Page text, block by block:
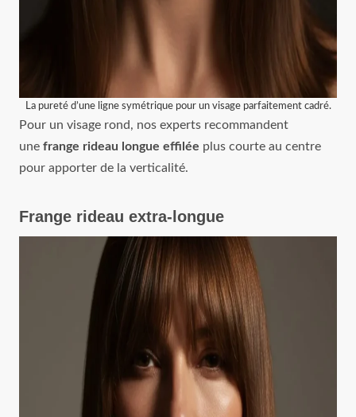
La pureté d’une ligne symétrique pour un visage parfaitement cadré.
Pour un visage rond, nos experts recommandent
une frange rideau longue effilée plus courte au centre
pour apporter de la verticalité.
Frange rideau extra-longue